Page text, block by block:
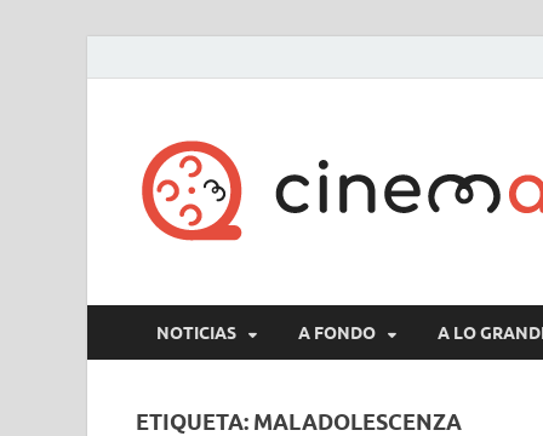
NOTICIAS A FONDO A LO
ETIQUETA: MALADOLESCENZA